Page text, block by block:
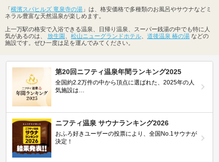
「 横濱スパヒルズ 竜泉寺の湯 」は、格安価格で多種類のお風呂やサウナなどミ
ネラル豊富な天然温泉が楽しめます。
上一万駅の格安で入浴できる温泉、日帰り温泉、スーパー銭湯の中でも特に人
気があるのは、 放生園 、 松山ニューグランドホテル、 道後温泉 椿の湯 などの
施設です。ぜひ一度は足を運んでみてください。
第20回ニフティ温泉年間ランキング2025
全国約2.2万件の中から頂点に選ばれた、2025年の人
気施設は…
ニフティ温泉 サウナランキング2026
おふろ好きユーザーの投票により、全国No.1サウナが
決定！